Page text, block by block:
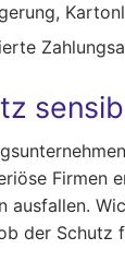
ausfallen.
der Schutz